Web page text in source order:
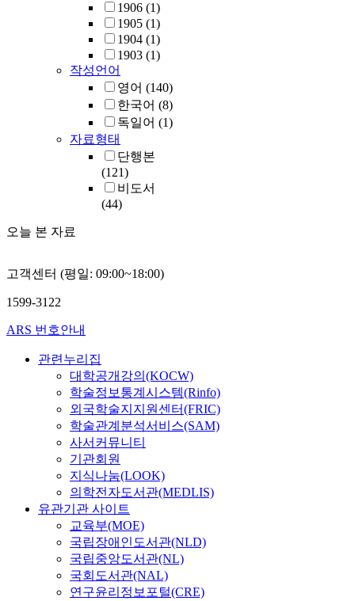
1906 (1)
1905 (1)
1904 (1)
1903 (1)
작성언어
영어 (140)
한국어 (8)
독일어 (1)
자료형태
단행본
(121)
비도서
(44)
오늘 본 자료
고객센터 (평일: 09:00~18:00)
1599-3122
ARS 번호안내
관련누리집
대학공개강의(KOCW)
학술정보통계시스템(Rinfo)
외국학술지지원센터(FRIC)
학술관계분석서비스(SAM)
사서커뮤니티
기관회원
지식나눔(LOOK)
의학전자도서관(MEDLIS)
유관기관 사이트
교육부(MOE)
국립장애인도서관(NLD)
국립중앙도서관(NL)
국회도서관(NAL)
연구윤리정보포털(CRE)